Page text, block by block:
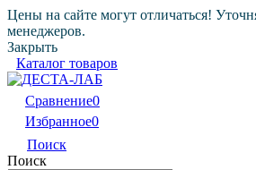
Цены на сайте могут отличаться!
менеджеров.
Закрыть
Каталог товаров
Сравнение0
Избранное0
Поиск
Поиск